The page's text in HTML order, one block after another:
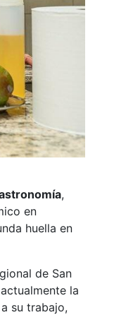
,
en
huella en
de San
la
su trabajo,